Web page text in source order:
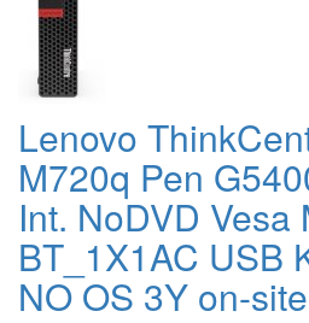
Lenovo
M720q Pen
Int. NoDVD Vesa
BT_1X1AC USB
NO OS 3Y on-site